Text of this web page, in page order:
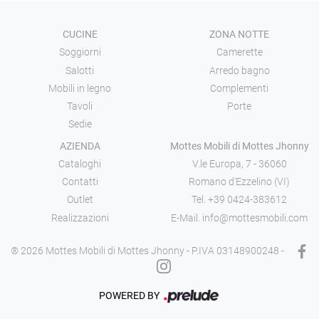
CUCINE
Soggiorni
Salotti
Mobili in legno
Tavoli
Sedie
ZONA NOTTE
Camerette
Arredo bagno
Complementi
Porte
AZIENDA
Cataloghi
Contatti
Outlet
Realizzazioni
Mottes Mobili di Mottes Jhonny
V.le Europa, 7 - 36060
Romano d'Ezzelino (VI)
Tel. +39 0424-383612
E-Mail. info@mottesmobili.com
® 2026 Mottes Mobili di Mottes Jhonny - P.IVA 03148900248 -
POWERED BY